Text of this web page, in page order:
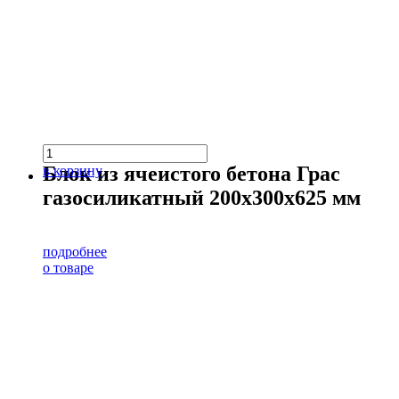
в корзину
Блок из ячеистого бетона Грас
газосиликатный 200х300х625 мм
подробнее
о товаре